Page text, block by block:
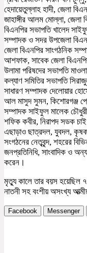
হেদায়েতুল্লাহ হাদী, জেলা
জাহাঙ্গীর আলম মোল্লা, জেলা
বিএনপির সভাপতি খালেদ
সম্পাদক ও সদর উপজেলা
জেলা বিএনপির সাংগঠনিক
আশফাক, সাবেক জেলা
উলামা পরিষদের সভাপতি
কল্যাণ সমিতির সভাপতি
সাধারণ সম্পাদক দেলোয়ার
আল মাসুদ সুমন, কিশোরগঞ্জ
সম্পাদক সাইফুল মালেক
শফিক কবীর, নিরাপদ সডক চাই
এছাড়াও ছাত্রদল, যুবদল,
সংগঠনের নেতৃবৃন্দ, শহরের
জনপ্রতিনিধি, সাংবাদিক ও
করেন।
মৃত্যু কালে তার বয়স হয়েছিল
নাতনী সহ বংশীয় অসংখ্য
Facebook Messenger